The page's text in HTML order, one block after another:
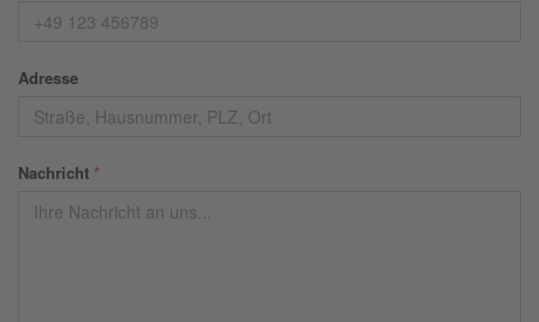
Adresse
Nachricht *